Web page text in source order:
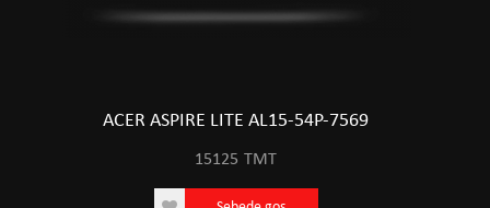
ACER ASPIRE LITE AL15-54P-7569
15125 TMT